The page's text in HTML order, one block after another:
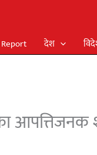
देश
आपत्तिजनक